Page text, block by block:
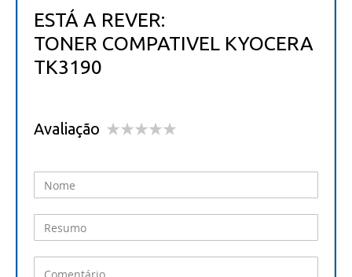
ESTÁ A REVER:
TONER COMPATIVEL KYOCERA
TK3190
Avaliação